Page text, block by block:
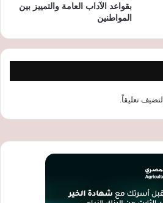
بقواعد الآداب العامة والتمييز بين
المواطنين
لتضيف تعليقاً.